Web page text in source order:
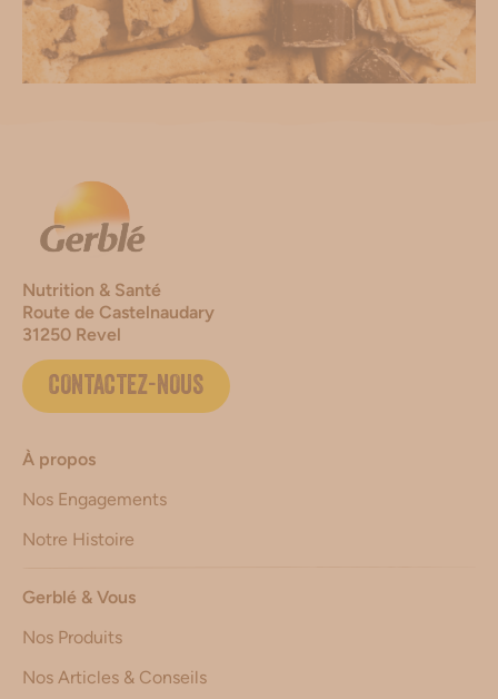
Nutrition & Santé
Route de Castelnaudary
31250 Revel
CONTACTEZ-NOUS
À propos
Nos Engagements
Notre Histoire
Gerblé & Vous
Nos Produits
Nos Articles & Conseils